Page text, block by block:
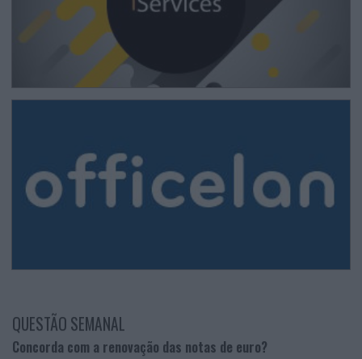
QUESTÃO SEMANAL
Concorda com a renovação das notas de euro?